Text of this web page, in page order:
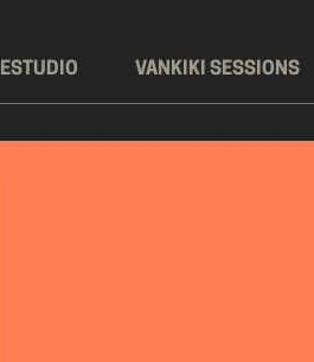
ESTUDIO VANKIKI SESSIONS